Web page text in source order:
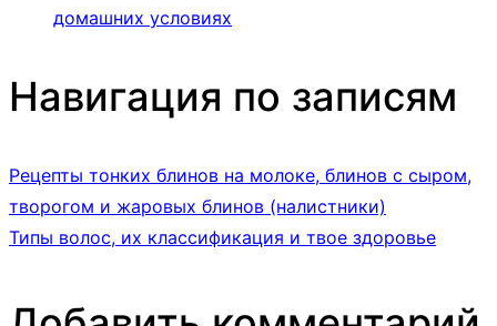
домашних условиях
Навигация по записям
Рецепты тонких блинов на молоке, блинов с сыром,
творогом и жаровых блинов (налистники)
Типы волос, их классификация и твое здоровье